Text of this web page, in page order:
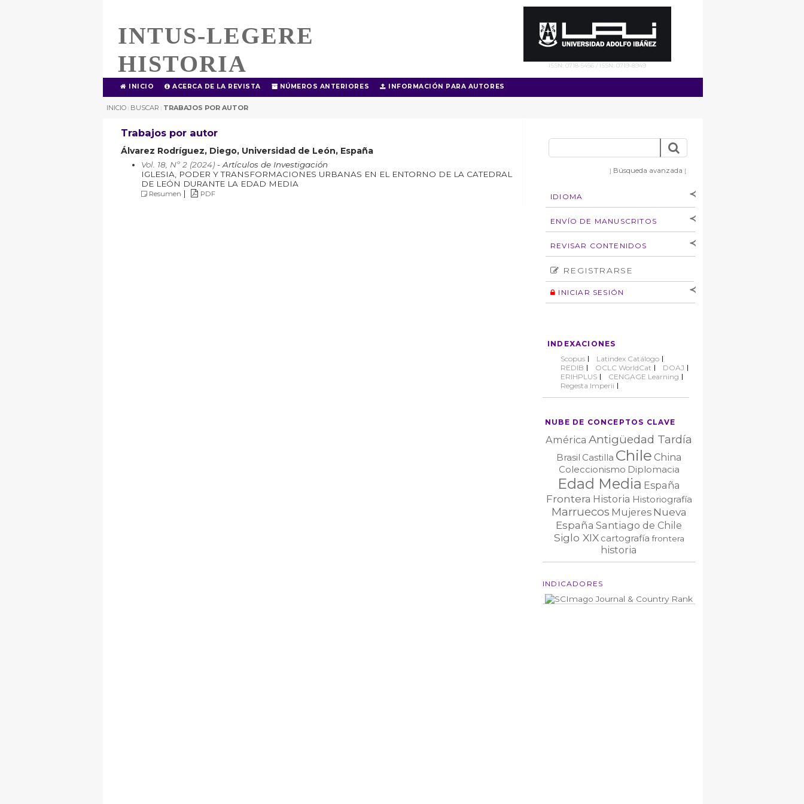
INTUS-LEGERE
HISTORIA
ISSN: 0718-5456 / ISSN: 0719-8949
INICIO ACERCA DE LA REVISTA NÚMEROS ANTERIORES INFORMACIÓN PARA AUTORES
INICIO | BUSCAR | TRABAJOS POR AUTOR
] Búsqueda avanzada [
IDIOMA
[Español ] [English]
ENVÍO DE MANUSCRITOS
autores
Derechos de autoría
Normas éticas
REVISAR CONTENIDOS
Número
Autor
REGISTRARSE
INICIAR SESIÓN
INDEXACIONES
Scopus
Latindex Catálogo
REDIB
OCLC WorldCat
DOAJ
ERIHPLUS
CENGAGE Learning
Regesta Imperii
NUBE DE CONCEPTOS CLAVE
América Antigüedad Tardía
Brasil Castilla Chile China
Coleccionismo Diplomacia
Edad Media España
Frontera Historia Historiografía
Marruecos Mujeres Nueva
España Santiago de Chile
Siglo XIX cartografía frontera
historia
INDICADORES
Trabajos por autor
Álvarez Rodríguez, Diego, Universidad de León, España
Vol. 18, Nº 2 (2024)- Artículos de Investigación
IGLESIA, PODER Y TRANSFORMACIONES URBANAS EN EL ENTORNO DE LA CATEDRAL
DE LEÓN DURANTE LA EDAD MEDIA
Resumen | PDF